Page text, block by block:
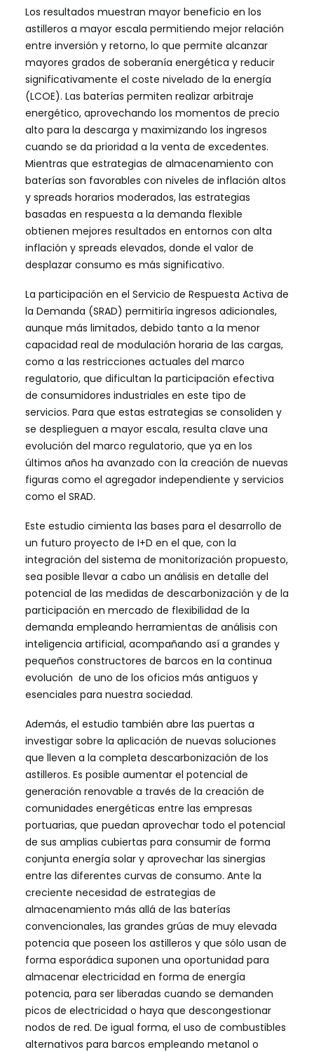
Los resultados muestran mayor beneficio en los
astilleros a mayor escala permitiendo mejor relación
entre inversión y retorno, lo que permite alcanzar
mayores grados de soberanía energética y reducir
significativamente el coste nivelado de la energía
(LCOE). Las baterías permiten realizar arbitraje
energético, aprovechando los momentos de precio
alto para la descarga y maximizando los ingresos
cuando se da prioridad a la venta de excedentes.
Mientras que estrategias de almacenamiento con
baterías son favorables con niveles de inflación altos
y spreads horarios moderados, las estrategias
basadas en respuesta a la demanda flexible
obtienen mejores resultados en entornos con alta
inflación y spreads elevados, donde el valor de
desplazar consumo es más significativo.
La participación en el Servicio de Respuesta Activa de
la Demanda (SRAD) permitiría ingresos adicionales,
aunque más limitados, debido tanto a la menor
capacidad real de modulación horaria de las cargas,
como a las restricciones actuales del marco
regulatorio, que dificultan la participación efectiva
de consumidores industriales en este tipo de
servicios. Para que estas estrategias se consoliden y
se desplieguen a mayor escala, resulta clave una
evolución del marco regulatorio, que ya en los
últimos años ha avanzado con la creación de nuevas
figuras como el agregador independiente y servicios
como el SRAD.
Este estudio cimienta las bases para el desarrollo de
un futuro proyecto de I+D en el que, con la
integración del sistema de monitorización propuesto,
sea posible llevar a cabo un análisis en detalle del
potencial de las medidas de descarbonización y de la
participación en mercado de flexibilidad de la
demanda empleando herramientas de análisis con
inteligencia artificial, acompañando así a grandes y
pequeños constructores de barcos en la continua
evolución de uno de los oficios más antiguos y
esenciales para nuestra sociedad.
Además, el estudio también abre las puertas a
investigar sobre la aplicación de nuevas soluciones
que lleven a la completa descarbonización de los
astilleros. Es posible aumentar el potencial de
generación renovable a través de la creación de
comunidades energéticas entre las empresas
portuarias, que puedan aprovechar todo el potencial
de sus amplias cubiertas para consumir de forma
conjunta energía solar y aprovechar las sinergias
entre las diferentes curvas de consumo. Ante la
creciente necesidad de estrategias de
almacenamiento más allá de las baterías
convencionales, las grandes grúas de muy elevada
potencia que poseen los astilleros y que sólo usan de
forma esporádica suponen una oportunidad para
almacenar electricidad en forma de energía
potencia, para ser liberadas cuando se demanden
picos de electricidad o haya que descongestionar
nodos de red. De igual forma, el uso de combustibles
alternativos para barcos empleando metanol o